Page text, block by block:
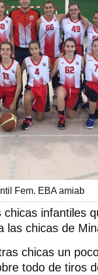
Fem. EBA amiab
infantiles
las chicas de
chicas un
todo de tiros